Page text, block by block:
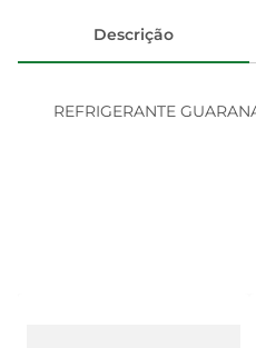
Descrição
REFRIGERANTE